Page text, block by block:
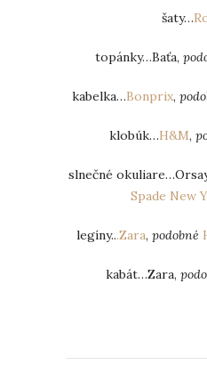
šaty…
topánky…Baťa,
kabelka…Bonprix,
klobúk…H&M,
slnečné
Spade New
legíny...Zara, podobné
kabát…Zara,